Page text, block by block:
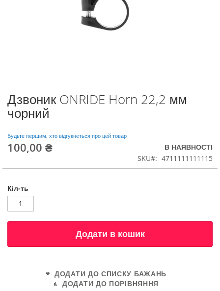
Перейти
до
початку
зображень
Дзвоник ONRIDE Horn 22,2 мм
чорний
Будьте першим, хто відгукнеться про цей товар
100,00 ₴
В НАЯВНОСТІ
SKU
4711111111115
Кіл-ть
Додати в кошик
ДОДАТИ ДО СПИСКУ БАЖАНЬ
ДОДАТИ ДО ПОРІВНЯННЯ